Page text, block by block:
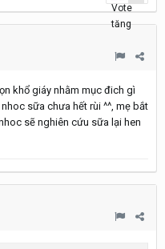
khổ giáy nhằm mục đich gì
sữa chưa hết rùi ^^, mẹ bắt
sẽ nghiên cứu sữa lại hen